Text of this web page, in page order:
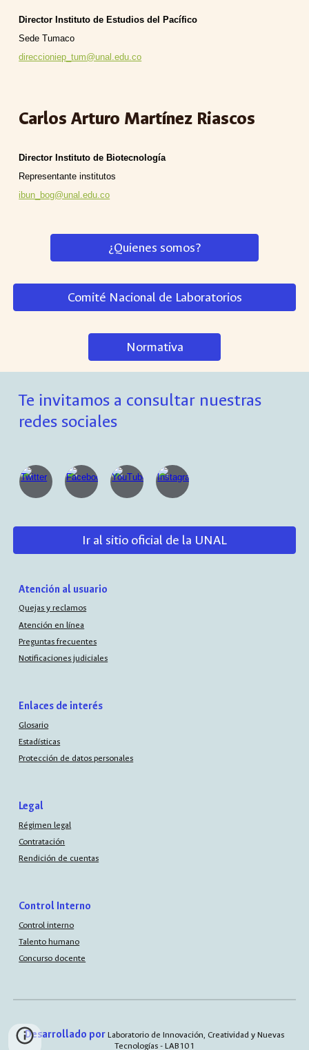
Director Instituto de Estudios del Pacífico
SedeTumaco
direccioniep_tum@unal.edu.co
Carlos Arturo Martínez Riascos
Director Instituto de Biotecnología
Representante institutos
ibun_bog@unal.edu.co
¿Quienes somos?
Comité Nacional de Laboratorios
Normativa
Te invitamos a consultar nuestras
redes sociales
Ir al sitio oficial de la UNAL
Atención al usuario
Quejas y reclamos
Atención en línea
Preguntas frecuentes
Notificaciones judiciales
Enlaces de interés
Glosario
Estadísticas
Protección de datos personales
Legal
Régimen legal
Contratación
Rendición de cuentas
Control Interno
Control interno
Talento humano
Concurso docente
Desarrollado porLaboratorio de Innovación, Creatividad y Nuevas
Tecnologías - LAB101